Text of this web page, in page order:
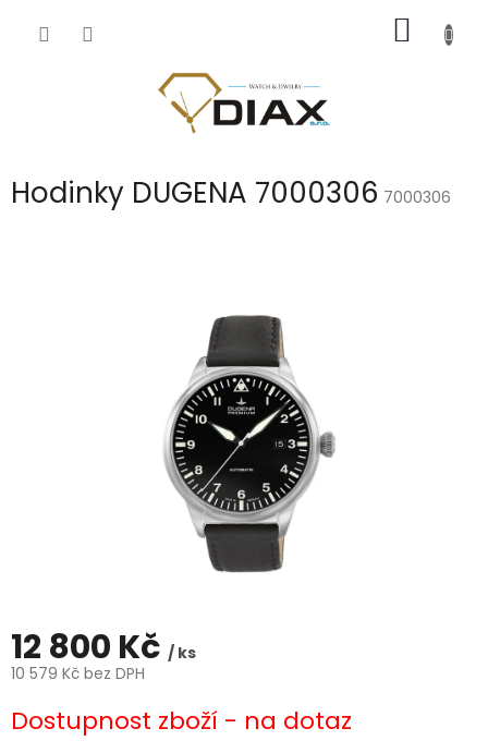
KOŠÍK
Hodinky DUGENA 7000306 7000306
12 800 Kč / ks
10 579 Kč bez DPH
cena:
Dostupnost zboží - na dotaz